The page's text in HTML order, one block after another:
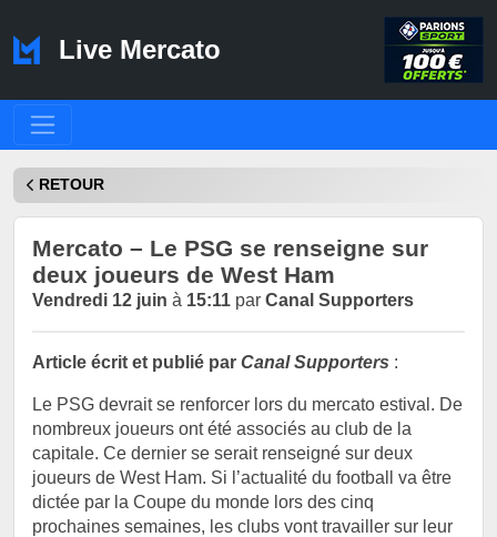
Live Mercato
RETOUR
Mercato – Le PSG se renseigne sur
deux joueurs de West Ham
Vendredi 12 juin à 15:11 par Canal Supporters
Article écrit et publié par Canal Supporters :
Le PSG devrait se renforcer lors du mercato estival. De
nombreux joueurs ont été associés au club de la
capitale. Ce dernier se serait renseigné sur deux
joueurs de West Ham. Si l’actualité du football va être
dictée par la Coupe du monde lors des cinq
prochaines semaines, les clubs vont travailler sur leur